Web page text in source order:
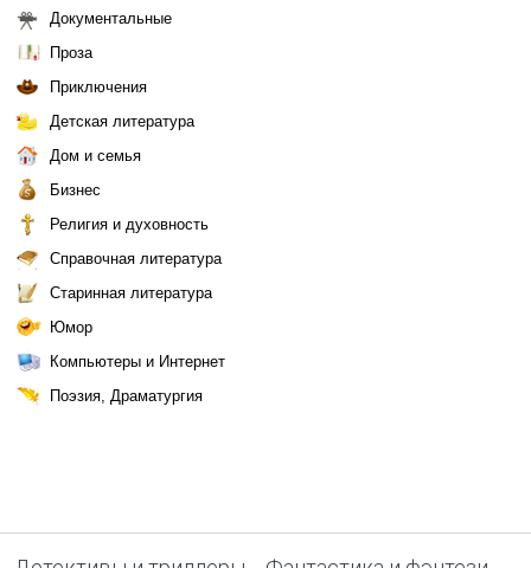
Документальные
Проза
Приключения
Детская литература
Дом и семья
Бизнес
Религия и духовность
Справочная литература
Старинная литература
Юмор
Компьютеры и Интернет
Поэзия, Драматургия